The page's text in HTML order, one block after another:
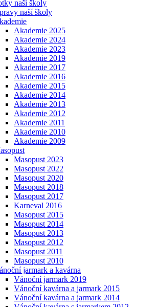
naší školy
naší školy
Akademie 2025
Akademie 2024
Akademie 2023
Akademie 2019
Akademie 2017
Akademie 2016
Akademie 2015
Akademie 2014
Akademie 2013
Akademie 2012
Akademie 2011
Akademie 2010
Akademie 2009
Masopust 2023
Masopust 2022
Masopust 2020
Masopust 2018
Masopust 2017
Karneval 2016
Masopust 2015
Masopust 2014
Masopust 2013
Masopust 2012
Masopust 2011
Masopust 2010
jarmark a kavárna
Vánoční jarmark 2019
Vánoční kavárna a jarmark 2015
Vánoční kavárna a jarmark 2014